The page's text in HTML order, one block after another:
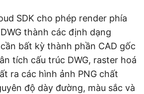
SDK cho phép render phía
thành các định dạng
bất kỳ thành phần CAD gốc
tích cấu trúc DWG, raster hoá
ra các hình ảnh PNG chất
độ dày đường, màu sắc và